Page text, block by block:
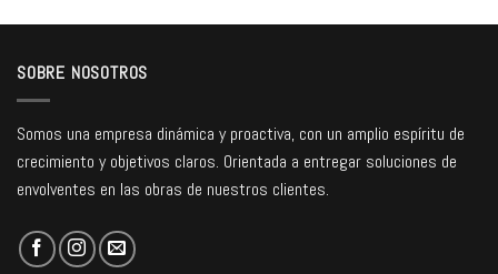
SOBRE NOSOTROS
Somos una empresa dinámica y proactiva, con un amplio espíritu de
crecimiento y objetivos claros. Orientada a entregar soluciones de
envolventes en las obras de nuestros clientes.